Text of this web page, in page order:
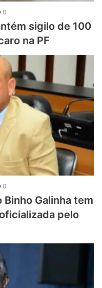
0
sigilo de 100
na PF
0
Galinha tem
pelo